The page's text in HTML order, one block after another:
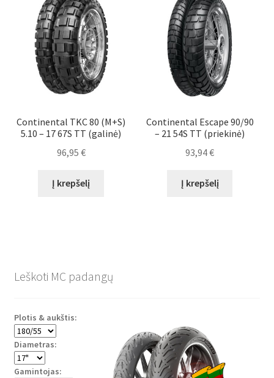
Continental TKC 80 (M+S)
5.10 – 17 67S TT (galinė)
96,95 €
Į krepšelį
Continental Escape 90/90
– 21 54S TT (priekinė)
93,94€
Į krepšelį
Leškoti MC padangų
Plotis & aukštis:
Diametras:
Gamintojas: